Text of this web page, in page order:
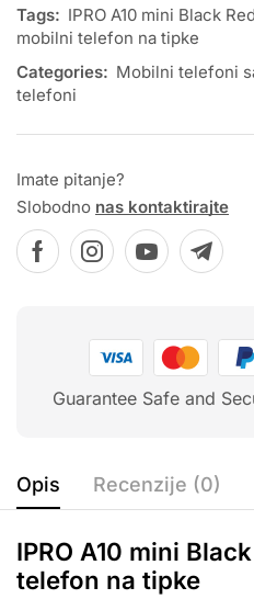
Tags: IPRO A10 mini Black Red
mobilni telefon na tipke
Categories: Mobilni telefoni
telefoni
Imate pitanje?
Slobodno nas kontaktirajte
Guarantee Safe and
Opis Recenzije (0)
IPRO A10 mini
telefon na tipke